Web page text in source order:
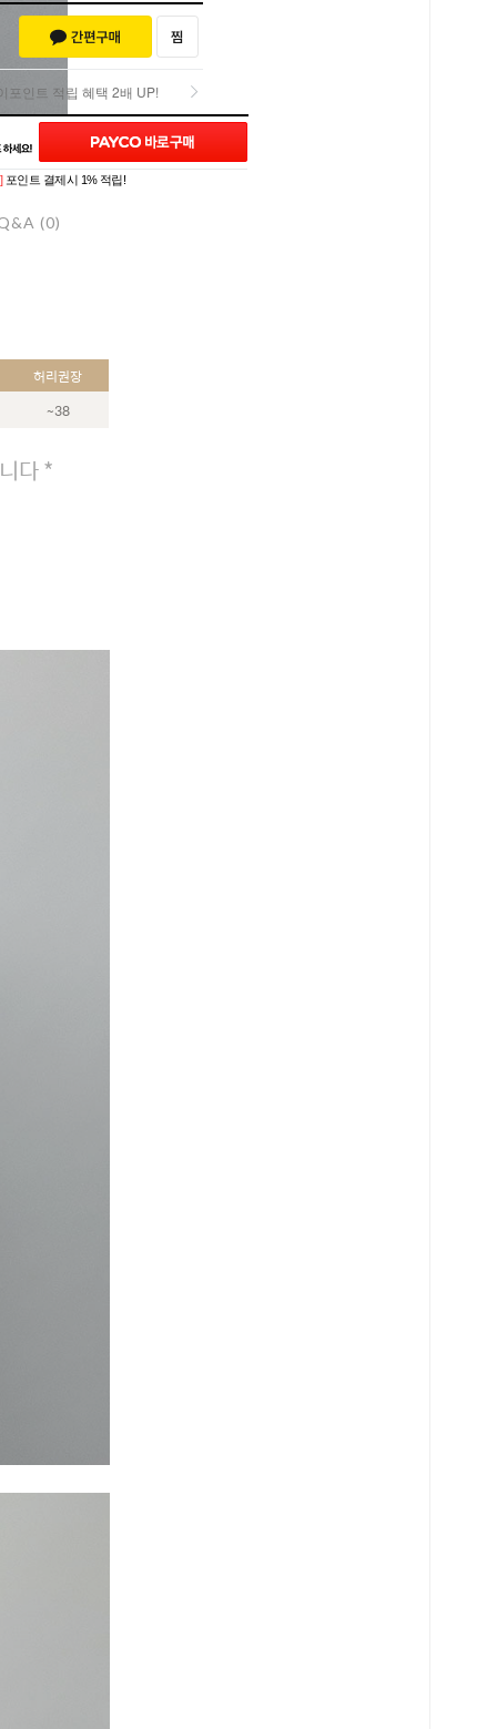
포인트 적립 혜택 2배 UP!
포인트 적립 혜택 2배 UP!
포인트 결제시 1% 적립!
(0)
허리권장
~38
다 *